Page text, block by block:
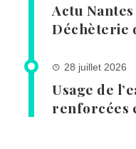
Actu
Déchèterie
28 juillet 2026
Usage de
renforcées